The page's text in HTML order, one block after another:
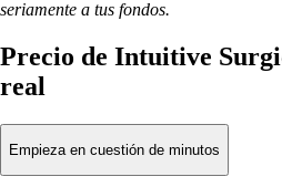
seriamente a tus fondos.
Precio de Intuitive
real
Empieza en cuestión de minutos